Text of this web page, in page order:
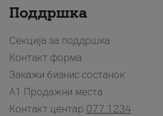
Поддршка
Секција за поддршка
Контакт форма
Закажи бизнис состанок
A1 Продажни места
Контакт центар 077 1234